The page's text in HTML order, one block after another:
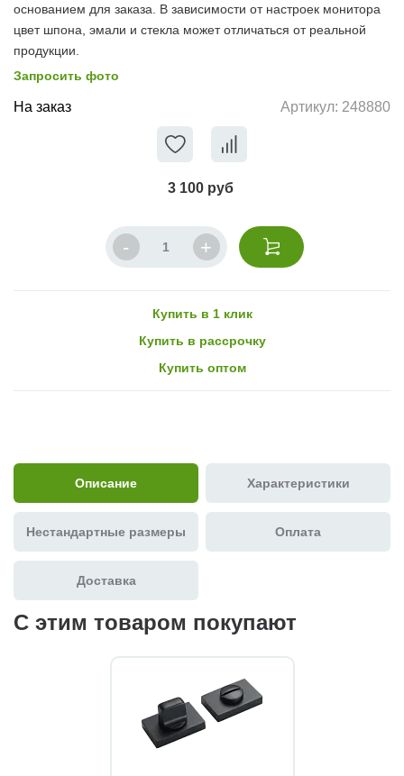
основанием для заказа. В зависимости от настроек монитора
цвет шпона, эмали и стекла может отличаться от реальной
продукции.
Запросить фото
На заказ Артикул: 248880
3 100 руб
Купить в 1 клик
Купить в рассрочку
Купить оптом
Описание Характеристики
Нестандартные размеры Оплата
Доставка
С этим товаром покупают